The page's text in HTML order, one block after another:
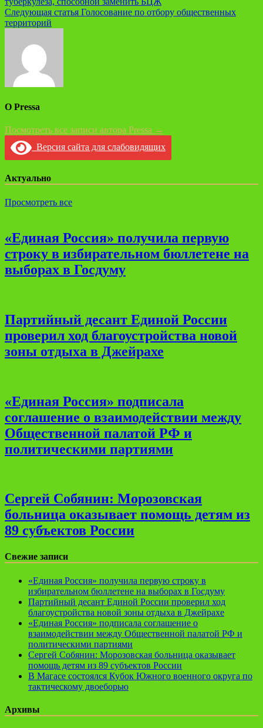
Следующая статья Голосование по отбору общественных
территорий
О Pressa
Посмотреть все записи автора Pressa →
Версия сайта для слабовидящих
Актуально
Просмотреть все
«Единая Россия» получила первую
строку в избирательном бюллетене на
выборах в Госдуму
Партийный десант Единой России
проверил ход благоустройства новой
зоны отдыха в Джейрахе
«Единая Россия» подписала
соглашение о взаимодействии между
Общественной палатой РФ и
политическими партиями
Сергей Собянин: Морозовская
больница оказывает помощь детям из
89 субъектов России
Свежие записи
«Единая Россия» получила первую строку в
избирательном бюллетене на выборах в Госдуму
Партийный десант Единой России проверил ход
благоустройства новой зоны отдыха в Джейрахе
«Единая Россия» подписала соглашение о
взаимодействии между Общественной палатой РФ и
политическими партиями
Сергей Собянин: Морозовская больница оказывает
помощь детям из 89 субъектов России
В Магасе состоялся Кубок Южного военного округа по
тактическому двоеборью
Архивы